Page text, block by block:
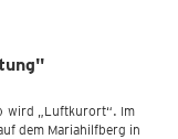
wird „Luftkurort“. Im
dem Mariahilfberg in